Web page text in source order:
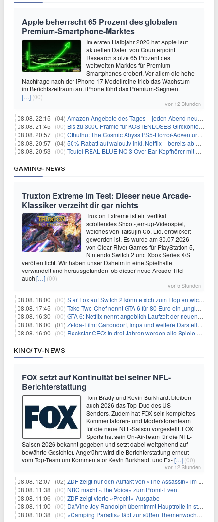
Apple beherrscht 65 Prozent des globalen
Premium-Smartphone-Marktes
Im ersten Halbjahr 2026 hat Apple laut
aktuellen Daten von Counterpoint
Research stolze 65 Prozent des
weltweiten Marktes für Premium-
Smartphones erobert. Vor allem die hohe
Nachfrage nach der iPhone 17 Modellreihe trieb das Wachstum
im Berichtszeitraum an. iPhone führt das Premium-Segment
[…] (00)
vor 12 Stunden
08.08. 22:15 | (04) Amazon-Angebote des Tages – jeden Abend neue Deals zum Stöbern
08.08. 21:45 | (00) Bis zu 300€ Prämie für KOSTENLOSES Girokonto bei der Santander – 50€ schon nach 1 Woche!
08.08. 20:57 | (00) Cthulhu: The Cosmic Abyss PS5-Horror-Adventure für 27,99€
08.08. 20:57 | (04) 50% Rabatt auf waipu.tv inkl. Netflix – bereits ab 9€/Monat (statt 17,99€)
08.08. 20:53 | (00) Teufel REAL BLUE NC 3 Over-Ear-Kopfhörer mit ANC für 149,99€
GAMING-NEWS
Truxton Extreme im Test: Dieser neue Arcade-
Klassiker verzeiht dir gar nichts
Truxton Extreme ist ein vertikal
scrollendes Shoot-‚em-up-Videospiel,
welches von Tatsujin Co. Ltd. entwickelt
geworden ist. Es wurde am 30.07.2026
von Clear River Games für PlayStation 5,
Nintendo Switch 2 und Xbox Series X/S
veröffentlicht. Wir haben unser Daheim in eine Spielhalle
verwandelt und herausgefunden, ob dieser neue Arcade-Titel
auch […] (00)
vor 5 Stunden
08.08. 18:00 | (00) Star Fox auf Switch 2 könnte sich zum Flop entwickeln
08.08. 17:45 | (00) Take-Two-Chef nennt GTA 6 für 80 Euro ein „unglaubliches Schnäppchen“
08.08. 16:30 | (00) GTA 6: Netflix nennt angeblich Laufzeit der neuen Gameplay-Präsentation
08.08. 16:00 | (01) Zelda-Film: Ganondorf, Impa und weitere Darsteller sollen feststehen
08.08. 16:00 | (00) Rockstar-CEO: In drei Jahren werden alle Spiele gestreamt
KINO/TV-NEWS
FOX setzt auf Kontinuität bei seiner NFL-
Berichterstattung
Tom Brady und Kevin Burkhardt bleiben
auch 2026 das Top-Duo des US-
Senders. Zudem hat FOX sein komplettes
Kommentatoren- und Moderatorenteam
für die neue NFL-Saison vorgestellt. FOX
Sports hat sein On-Air-Team für die NFL-
Saison 2026 bekannt gegeben und setzt dabei weitgehend auf
bewährte Gesichter. Angeführt wird die Berichterstattung erneut
vom Top-Team um Kommentator Kevin Burkhardt und Ex-[…] (00)
vor 12 Stunden
08.08. 12:07 | (02) ZDF zeigt nur den Auftakt von «The Assassin» im Fernsehen
08.08. 11:38 | (00) NBC macht «The Voice» zum Promi-Event
08.08. 11:06 | (00) ZDF zeigt vierte «Precht»-Ausgabe
08.08. 11:00 | (00) Da'Vine Joy Randolph übernimmt Hauptrolle in starbesetzter schwarzer Komödie
08.08. 10:38 | (00) «Camping Paradis» lädt zur süßen Themenwoche ein